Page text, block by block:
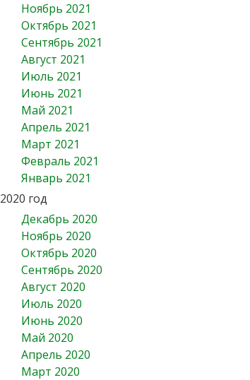
Ноябрь 2021
Октябрь 2021
Сентябрь 2021
Август 2021
Июль 2021
Июнь 2021
Май 2021
Апрель 2021
Март 2021
Февраль 2021
Январь 2021
2020 год
Декабрь 2020
Ноябрь 2020
Октябрь 2020
Сентябрь 2020
Август 2020
Июль 2020
Июнь 2020
Май 2020
Апрель 2020
Март 2020